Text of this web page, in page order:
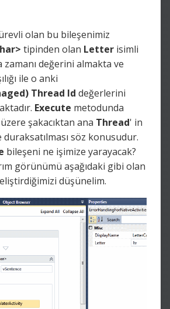
olan bu bileşenimiz
tipinden olan Letter isimli
zamanı değerini almakta ve
ile o anki
Thread Id değerlerini
Execute metodunda
şakacıktan ana Thread' in
duraksatılması söz konusudur.
bileşeni ne işimize yarayacak?
görünümü aşağıdaki gibi olan
düşünelim.